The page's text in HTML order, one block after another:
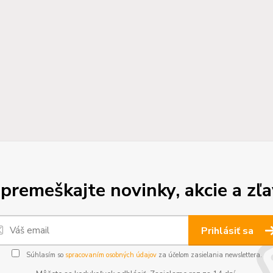
novinky, akcie a
Prihlásiť sa
Súhlasím so spracovaním osobných údajovza účelom zasielania newslettera.